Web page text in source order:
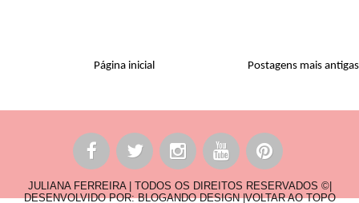
Postagens mais antigas
Página inicial
JULIANA FERREIRA | TODOS OS DIREITOS RESERVADOS ©|
DESENVOLVIDO POR:BLOGANDO DESIGN|VOLTAR AO TOPO